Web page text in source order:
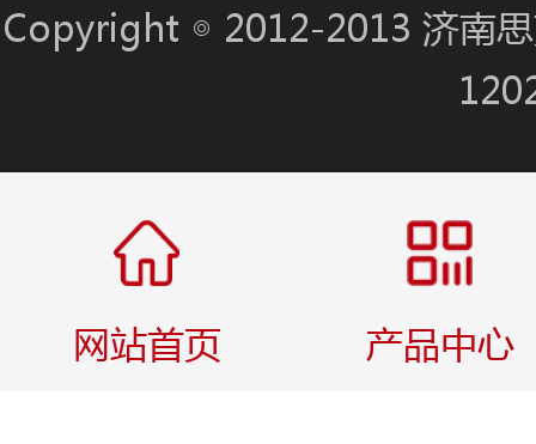
Copyright ◎ 2012-2013 济南
网站首页 产品中心